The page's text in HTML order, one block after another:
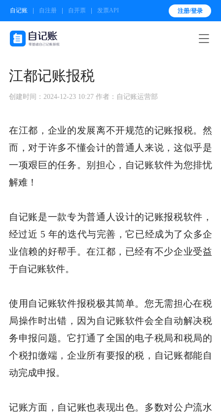
自记账 自注册 自开票 发票API 注册/登录

江都记账报税
创建时间：2024-12-23 10:27 作者：自记账运营部
在江都，企业的发展离不开规范的记账报税。然
而，对于许多不懂会计的普通人来说，这似乎是
一项艰巨的任务。别担心，自记账软件为您排忧
解难！
自记账是一款专为普通人设计的记账报税软件，
经过近 5 年的迭代与完善，它已经成为了众多企
业信赖的好帮手。在江都，已经有不少企业受益
于自记账软件。
使用自记账软件报税极其简单。您无需担心在税
局操作时出错，因为自记账软件会全自动解决税
务申报问题。它打通了全国的电子税局和税局的
个税扣缴端，企业所有要报的税，自记账都能自
动完成申报。
记账方面，自记账也表现出色。多数对公户流水